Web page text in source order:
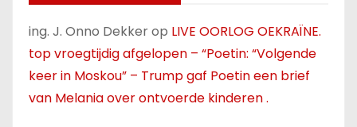
ing. J. Onno Dekkerop LIVE OORLOG OEKRAÏNE.
top vroegtijdig afgelopen – “Poetin: “Volgende
keer in Moskou” – Trump gaf Poetin een brief
van Melania over ontvoerde kinderen .